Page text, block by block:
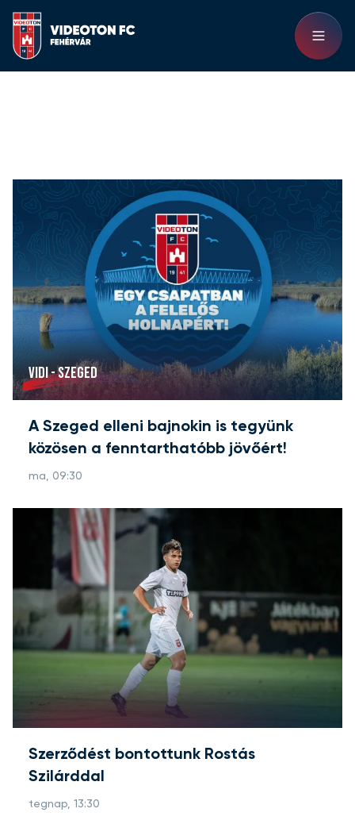
VIDI - SZEGED
A Szeged elleni bajnokin is tegyünk
közösen a fenntarthatóbb jövőért!
ma, 09:30
Szerződést bontottunk Rostás
Szilárddal
tegnap, 13:30